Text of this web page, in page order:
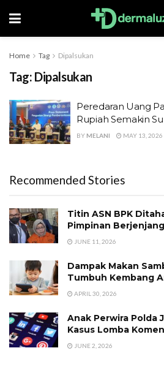
Home Tag Dipalsukan
Tag: Dipalsukan
Peredaran Uang
Rupiah Semakin
BY MELANI MAY 13, 2026
Recommended Stories
Titin ASN BPK
Pimpinan Berjenjang
JUNE 11, 2026
Dampak Makan
Tumbuh Kembang
APRIL 30, 2026
Anak Perwira Polda
Kasus Lomba
JUNE 2, 2026